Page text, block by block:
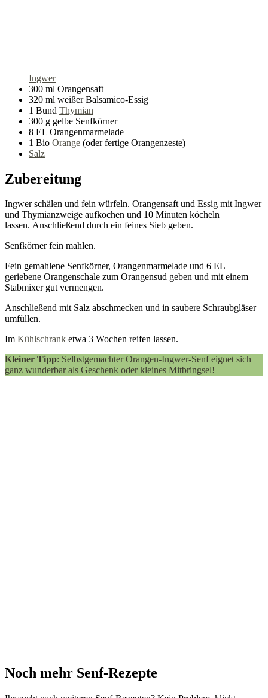
Ingwer
300 ml Orangensaft
320 ml weißer Balsamico-Essig
1 Bund Thymian
300 g gelbe Senfkörner
8 EL Orangenmarmelade
1 Bio Orange (oder fertige Orangenzeste)
Salz
Zubereitung
Ingwer schälen und fein würfeln. Orangensaft und Essig mit Ingwer
und Thymianzweige aufkochen und 10 Minuten köcheln
lassen. Anschließend durch ein feines Sieb geben.
Senfkörner fein mahlen.
Fein gemahlene Senfkörner, Orangenmarmelade und 6 EL
geriebene Orangenschale zum Orangensud geben und mit einem
Stabmixer gut vermengen.
Anschließend mit Salz abschmecken und in saubere Schraubgläser
umfüllen.
Im Kühlschrank etwa 3 Wochen reifen lassen.
Kleiner Tipp: Selbstgemachter Orangen-Ingwer-Senf eignet sich
ganz wunderbar als Geschenk oder kleines Mitbringsel!
Noch mehr Senf-Rezepte